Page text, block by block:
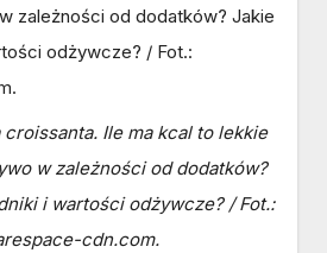
Ile ma kcal to lekkie
w zależności od dodatków?
i wartości odżywcze? / Fot.:
cdn.com.